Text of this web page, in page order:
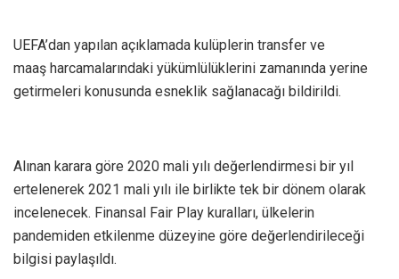
UEFA’dan yapılan açıklamada kulüplerin transfer ve
maaş harcamalarındaki yükümlülüklerini zamanında yerine
getirmeleri konusunda esneklik sağlanacağı bildirildi.
Alınan karara göre 2020 mali yılı değerlendirmesi bir yıl
ertelenerek 2021 mali yılı ile birlikte tek bir dönem olarak
incelenecek. Finansal Fair Play kuralları, ülkelerin
pandemiden etkilenme düzeyine göre değerlendirileceği
bilgisi paylaşıldı.